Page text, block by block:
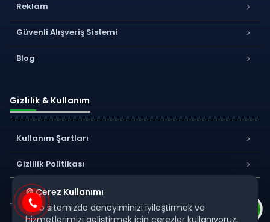
Reklam
Güvenli Alışveriş Sistemi
Blog
Gizlilik & Kullanım
Kullanım Şartları
Gizlilik Politikası
Kişisel Verilerin Korunması
S.S.S
🍪 Çerez Kullanımı
Web sitemizde deneyiminizi iyileştirmek ve
hizmetlerimizi geliştirmek için çerezler kullanıyoruz.